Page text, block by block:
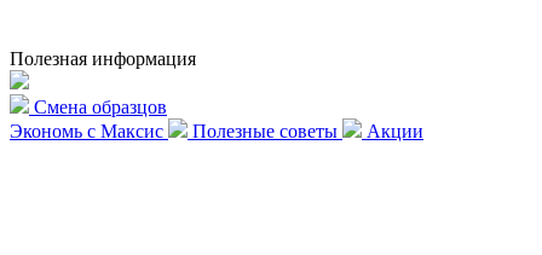
Полезная информация
Смена образцов
Экономь с Максис
Полезные советы Акции